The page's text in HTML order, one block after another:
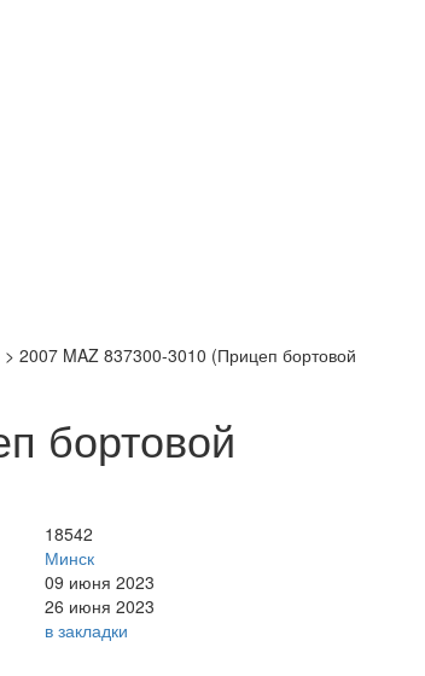
> 2007 MAZ 837300-3010 (Прицеп бортовой
бортовой
18542
Минск
09 июня 2023
26 июня 2023
в закладки